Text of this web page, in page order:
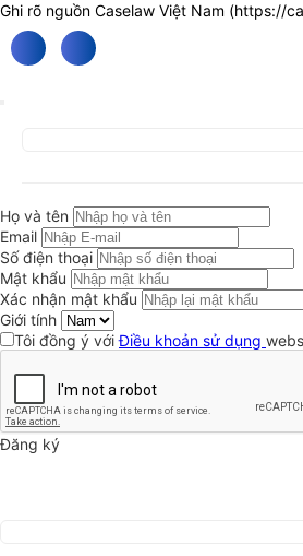
Ghi rõ nguồn Caselaw Việt Nam (https://
Họ và tên
Email
Số điện thoại
Mật khẩu
Xác nhận mật khẩu
Giới tính
Tôi đồng ý vớiĐiều khoản sử dụng
Đăng ký